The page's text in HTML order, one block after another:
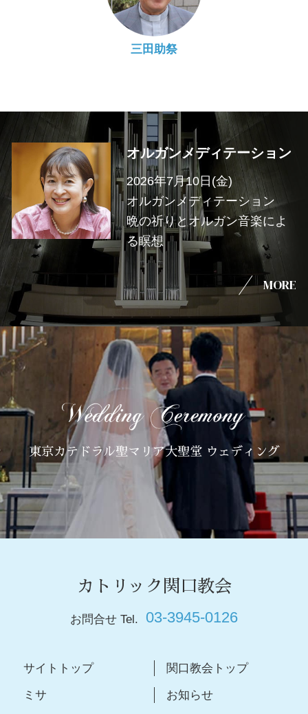
三田助祭
オルガンメディテーション
2026年7月10日(金)
オルガンメディテーション
晩の祈りとオルガン音楽によ
る瞑想
MORE
東京カテドラル聖マリア大聖堂 ウェディング
カトリック関口教会
お問合せ Tel. 03-3945-0126
サイトトップ 関口教会トップ
ミサ お知らせ